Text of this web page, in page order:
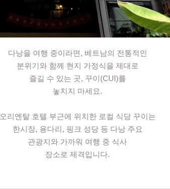
다낭을 여행 중이라면, 베트남의 전통적인
분위기와 함께 현지 가정식을 제대로
즐길 수 있는 곳, 꾸이(CUI)를
놓치지 마세요.
오리엔탈 호텔 부근에 위치한 로컬 식당 꾸이는
한시장, 용다리, 핑크 성당 등 다낭 주요
관광지와 가까워 여행 중 식사
장소로 제격입니다.